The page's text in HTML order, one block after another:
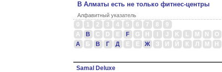
В Алматы есть не только фитнес-центры
Алфавитный указатель
0 1 2 3 4 5 6 7 8
9
A
B C D E F G H J K L M N
O
А
Б В Г Д Е Ё Ж З И Й К Л М Н
Samal Deluxe